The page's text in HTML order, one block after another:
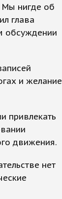
Мы нигде об
глава
обсуждении
и желание
привлекать
движения.
нет